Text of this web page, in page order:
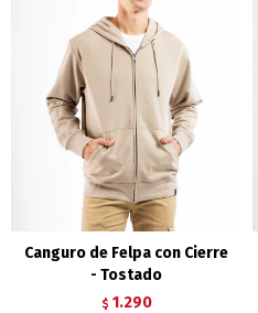
Canguro de Felpa con Cierre
- Tostado
$ 1.290